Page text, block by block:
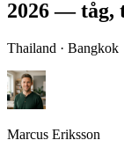
2026 — tåg,
Thailand · Bangkok
Marcus Eriksson